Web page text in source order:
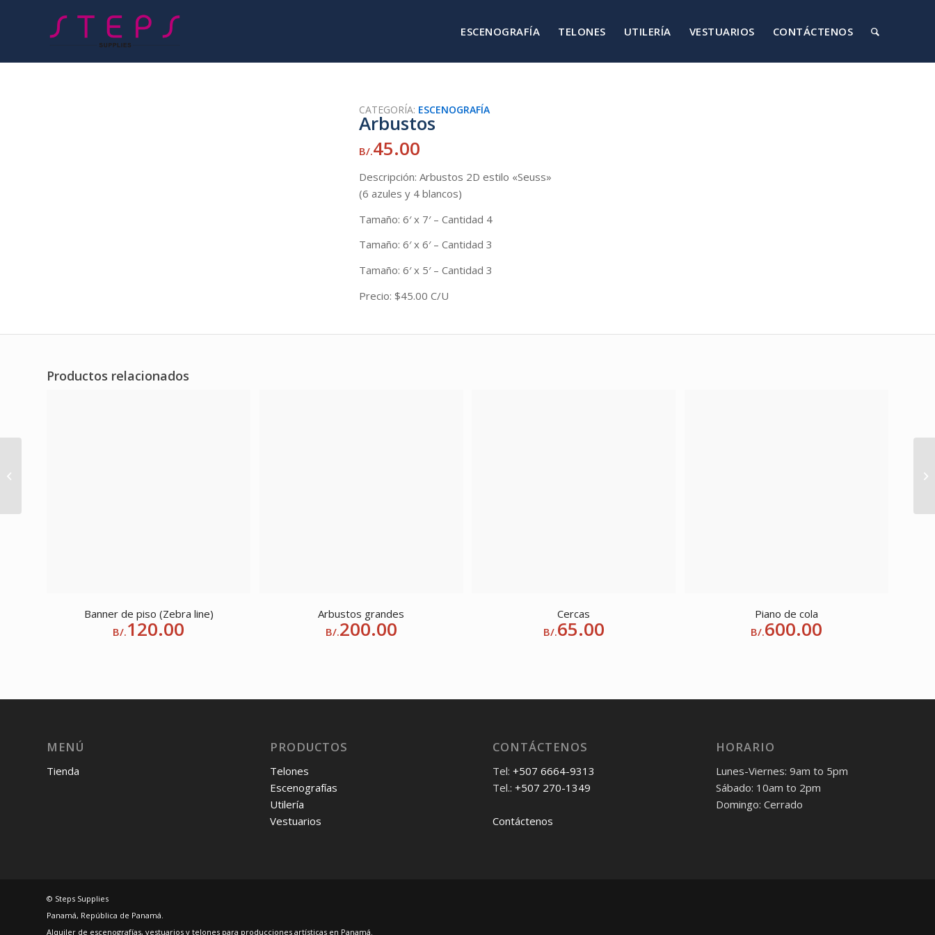
ESCENOGRAFÍA TELONES UTILERÍA VESTUARIOS CONTÁCTENOS
CATEGORÍA: ESCENOGRAFÍA
Arbustos
B/.45.00
Descripción: Arbustos 2D estilo «Seuss»
(6 azules y 4 blancos)
Tamaño: 6′ x 7′ – Cantidad 4
Tamaño: 6′ x 6′ – Cantidad 3
Tamaño: 6′ x 5′ – Cantidad 3
Precio: $45.00 C/U
Productos relacionados
Banner de piso (Zebra line)
B/.120.00
Arbustos grandes
B/.200.00
Cercas
B/.65.00
Piano de cola
B/.600.00
MENÚ
Tienda
PRODUCTOS
Telones
Escenografías
Utilería
Vestuarios
CONTÁCTENOS
Tel:+507 6664-9313
Tel.:+507 270-1349
Contáctenos
HORARIO
Lunes-Viernes: 9am to 5pm
Sábado: 10am to 2pm
Domingo: Cerrado
© Steps Supplies
Panamá, República de Panamá.
Alquiler de escenografías, vestuarios y telones para producciones artísticas en Panamá.